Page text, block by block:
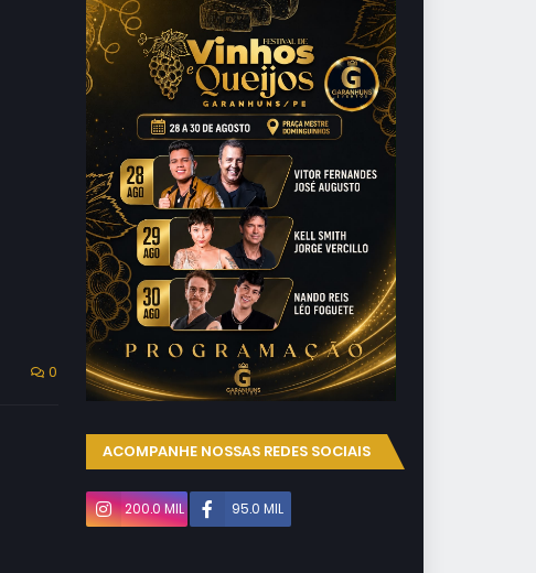
0
ACOMPANHE NOSSAS REDES SOCIAIS
200.0 MIL 95.0 MIL